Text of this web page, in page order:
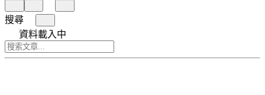
搜尋
資料載入中